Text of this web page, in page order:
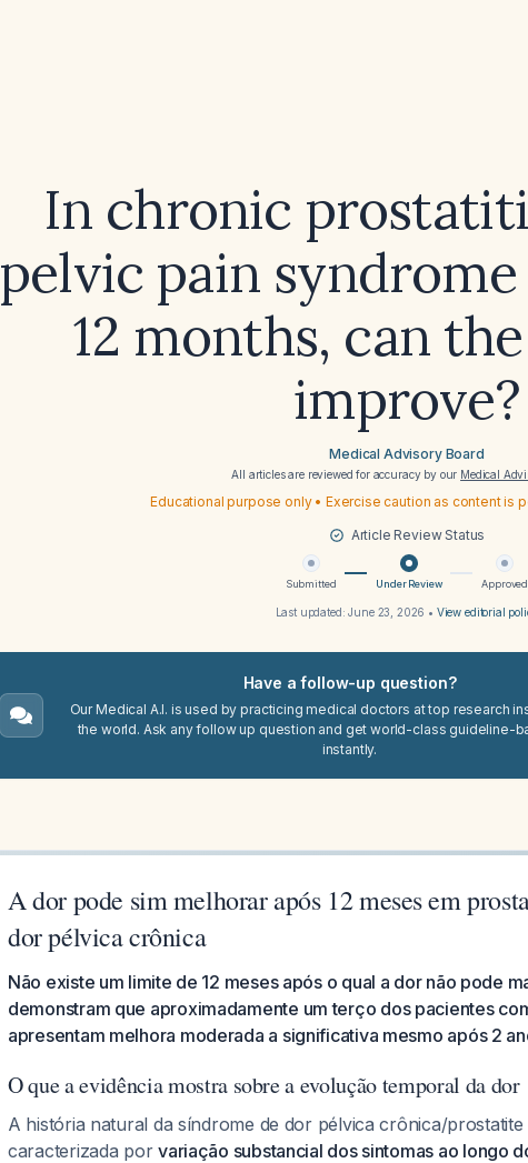
In chronic
pelvic pain
12 months, can
improve?
Medical Advisory Board
All articles are reviewed for accuracy by our Medical
Educational purpose only • Exercise caution as content is
Article Review Status
Submitted Under Review Approved
Last updated:June 23, 2026 • View editorial
Have a follow-up question?
Our Medical A.I. is used by practicing medical doctors at top research
the world. Ask any follow up question and get world-class guideline-
instantly.
A dor pode sim melhorar após 12 meses em
dor pélvica crônica
Não existe um limite de 12 meses após o qual a dor não pode
demonstram que aproximadamente um terço dos pacientes
apresentam melhora moderada a significativa mesmo após 2
O que a evidência mostra sobre a evolução temporal da dor
A história natural da síndrome de dor pélvica crônica/
caracterizada porvariação substancial dos sintomas ao longo